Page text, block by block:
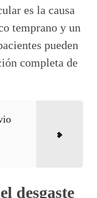
es la causa
temprano y un
pueden
completa de
desgaste